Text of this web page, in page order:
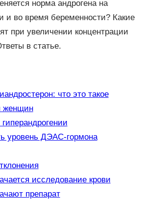
норма андрогена на
и во время беременности? Какие
при увеличении концентрации
в статье.
что это такое
женщин
уровень ДЭАС-гормона
исследование крови
препарат